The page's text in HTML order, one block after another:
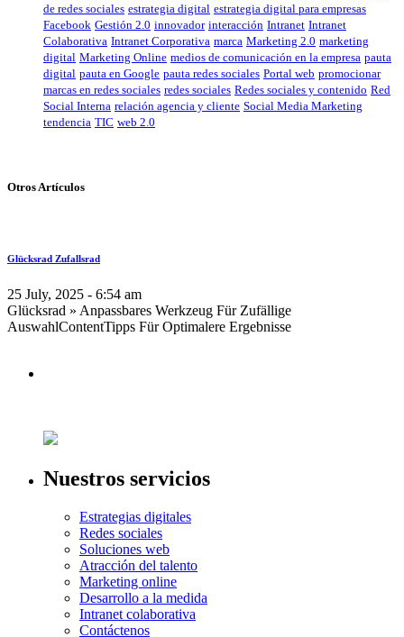
de redes sociales estrategia digital estrategia digital para empresas
Facebook Gestión 2.0 innovador interacción Intranet Intranet
Colaborativa Intranet Corporativa marca Marketing 2.0 marketing
digital Marketing Online medios de comunicación en la empresa pauta
digital pauta en Google pauta redes sociales Portal web promocionar
marcas en redes sociales redes sociales Redes sociales y contenido Red
Social Interna relación agencia y cliente Social Media Marketing
tendencia TIC web 2.0
Otros Artículos
Glücksrad Zufallsrad
25 July, 2025 - 6:54 am
Glücksrad » Anpassbares Werkzeug Für Zufällige
AuswahlContentTipps Für Optimalere Ergebnisse
Nuestros servicios
Estrategias digitales
Redes sociales
Soluciones web
Atracción del talento
Marketing online
Desarrollo a la medida
Intranet colaborativa
Contáctenos